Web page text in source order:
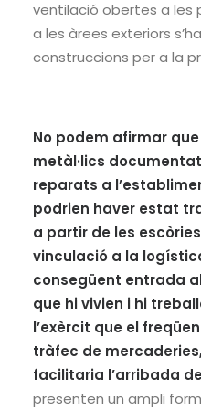
ventilació obertes a les
a les àrees exteriors
construccions per a la
No podem afirmar
metàl·lics
reparats a
podrien haver estat
a partir de les
vinculació a la
consegüent entrada
que hi vivien i hi
l’exèrcit que el
tràfec de
facilitaria l’arribada
presenten un ampli